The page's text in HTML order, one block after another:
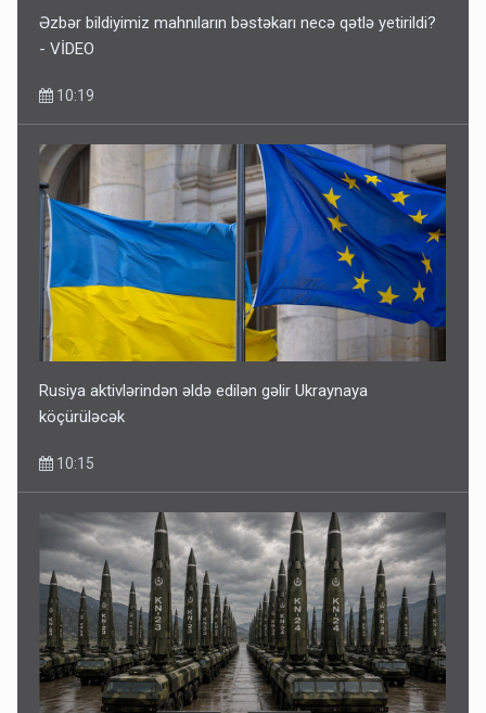
Əzbər bildiyimiz mahnıların bəstəkarı necə qətlə yetirildi?
- VİDEO
10:19
Rusiya aktivlərindən əldə edilən gəlir Ukraynaya
köçürüləcək
10:15